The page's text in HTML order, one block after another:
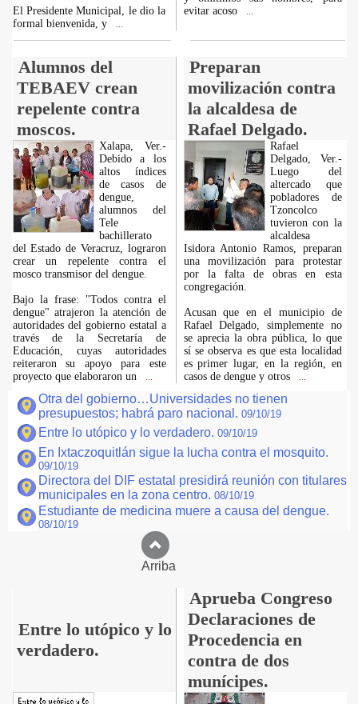
El Presidente Municipal, le dio la
formal bienvenida, y
evitar acoso
Alumnos del
TEBAEV crean
repelente contra
moscos.
Preparan
movilización contra
la alcaldesa de
Rafael Delgado.
Xalapa, Ver.-
Debido a los
altos índices
de casos de
dengue,
alumnos del
Tele
bachillerato
del Estado de Veracruz, lograron
crear un repelente contra el
mosco transmisor del dengue.
Bajo la frase: "Todos contra el
dengue" atrajeron la atención de
autoridades del gobierno estatal a
través de la Secretaría de
Educación, cuyas autoridades
reiteraron su apoyo para este
proyecto que elaboraron un
Rafael
Delgado, Ver.-
Luego del
altercado que
pobladores de
Tzoncolco
tuvieron con la
alcaldesa
Isidora Antonio Ramos, preparan
una movilización para protestar
por la falta de obras en esta
congregación.
Acusan que en el municipio de
Rafael Delgado, simplemente no
se aprecia la obra pública, lo que
sí se observa es que esta localidad
es primer lugar, en la región, en
casos de dengue y otros
Otra del gobierno…Universidades no tienen
presupuestos; habrá paro nacional. 09/10/19
Entre lo utópico y lo verdadero. 09/10/19
En Ixtaczoquitlán sigue la lucha contra el mosquito.
09/10/19
Directora del DIF estatal presidirá reunión con titulares
municipales en la zona centro. 08/10/19
Estudiante de medicina muere a causa del dengue.
08/10/19
Arriba
Entre lo utópico y lo
verdadero.
Aprueba Congreso
Declaraciones de
Procedencia en
contra de dos
munícipes.